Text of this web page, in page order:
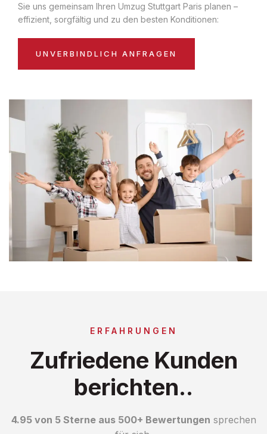
Sie uns gemeinsam Ihren Umzug Stuttgart Paris planen –
effizient, sorgfältig und zu den besten Konditionen:
UNVERBINDLICH ANFRAGEN
ERFAHRUNGEN
Zufriedene Kunden
berichten..
4.95 von 5 Sterne aus 500+ Bewertungen sprechen